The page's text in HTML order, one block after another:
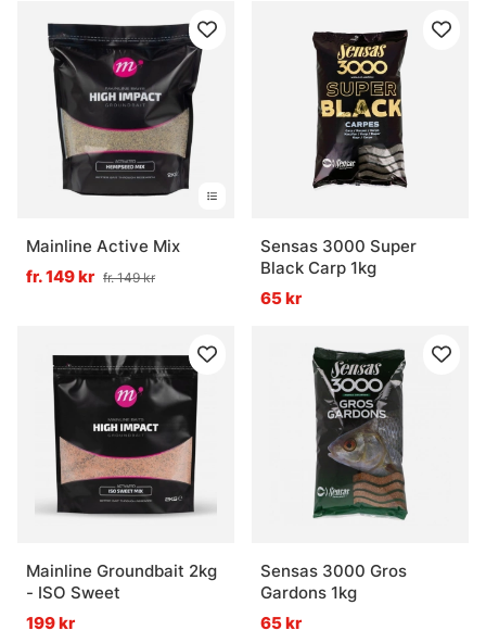
Mainline Active Mix
fr. 149 kr fr. 149 kr
Sensas 3000 Super
Black Carp 1kg
65 kr
Mainline Groundbait 2kg
- ISO Sweet
199 kr
Sensas 3000 Gros
Gardons 1kg
65 kr